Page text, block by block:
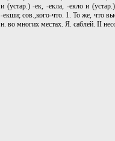
и (устар.) -ек, -екла, -екло и
-екши; сов.,кого-что. 1. То же, что
н. во многих местах. Я. саблей. II